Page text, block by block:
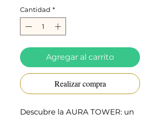
Cantidad *
Agregar al carrito
Realizar compra
Descubre la AURA TOWER: un